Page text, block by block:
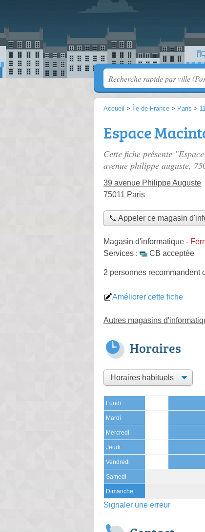
Accueil > Île-de-France > Paris >
Espace
Cette fiche présente
avenue philippe auguste,
39 avenue Philippe Auguste
75011 Paris
📞 Appeler ce magasin
Magasin d'informatique -
Services :
CB acceptée
2 personnes recommandent
Améliorer cette fiche
Autres magasins
Horaires
Lundi
Mardi
Mercredi
Jeudi
Vendredi
Samedi
Dimanche
Signaler une erreur